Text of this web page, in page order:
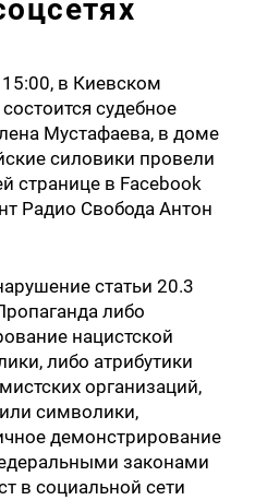
в Киевском
судебное
Мустафаева, в доме
силовики провели
странице в Facebook
Радио Свобода Антон
статьи 20.3
либо
нацистской
либо атрибутики
организаций,
символики,
демонстрирование
законами
в социальной сети